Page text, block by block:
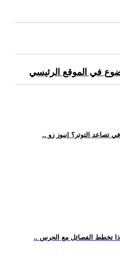
في الموقع الرئيسي
تصاعد التوتر؟ |نيوز زو
تخطط الفصائل مع الحرس